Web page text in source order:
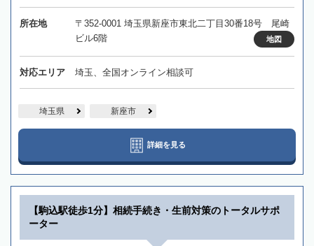
所在地
〒352-0001 埼玉県新座市東北二丁目30番18号 尾崎
ビル6階
地図
対応エリア 埼玉、全国オンライン相談可
埼玉県 新座市
詳細を見る
【駒込駅徒歩1分】相続手続き・生前対策のトータルサポ
ーター